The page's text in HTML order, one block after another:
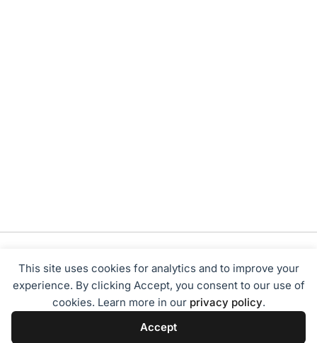
This site uses cookies for analytics and to improve your
experience. By clicking Accept, you consent to our use of
cookies. Learn more in our privacy policy.
Accept
Tentang Kami Redaksi Disclaimer
Privacy Policy
Pedoman Media Siber